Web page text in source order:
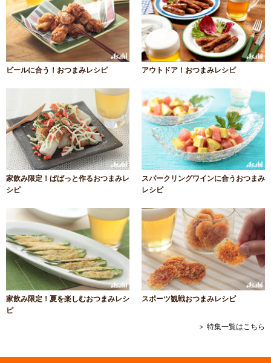
ビールに合う！おつまみレシピ アウトドア！おつまみレシピ
家飲み限定！ぱぱっと作るおつまみレ
シピ
スパークリングワインに合うおつまみ
レシピ
家飲み限定！夏を楽しむおつまみレシ
ピ
スポーツ観戦おつまみレシピ
＞ 特集一覧はこちら